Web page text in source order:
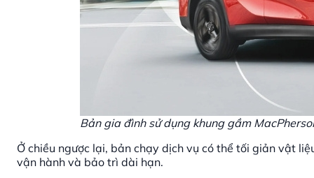
Bản gia đình sử dụng khung gầm
Ở chiều ngược lại, bản chạy dịch vụ có thể tối giản vật
vận hành và bảo trì dài hạn.